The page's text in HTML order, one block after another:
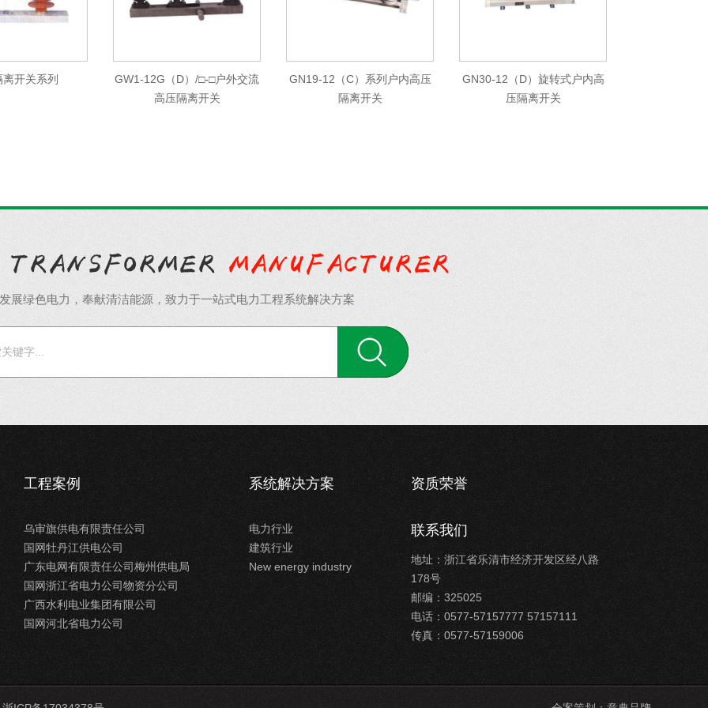
开关系列
GW1-12G（D）/□-□户外交流
高压隔离开关
GN19-12（C）系列户内高压
隔离开关
GN30-12（D）旋转式户内高
压隔离开关
发展绿色电力，奉献清洁能源，致力于一站式电力工程系统解决方案
工程案例
乌审旗供电有限责任公司
国网牡丹江供电公司
广东电网有限责任公司梅州供电局
国网浙江省电力公司物资分公司
广西水利电业集团有限公司
国网河北省电力公司
系统解决方案
电力行业
建筑行业
New energy industry
资质荣誉
联系我们
地址：浙江省乐清市经济开发区经八路
178号
邮编：325025
电话：0577-57157777 57157111
传真：0577-57159006